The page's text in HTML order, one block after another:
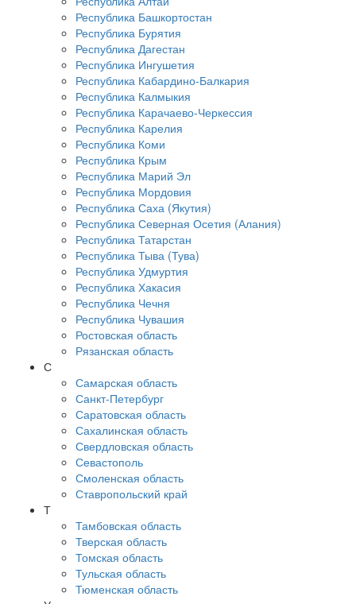
Республика Башкортостан
Республика Бурятия
Республика Дагестан
Республика Ингушетия
Республика Кабардино-Балкария
Республика Калмыкия
Республика Карачаево-Черкессия
Республика Карелия
Республика Коми
Республика Крым
Республика Марий Эл
Республика Мордовия
Республика Саха (Якутия)
Республика Северная Осетия (Алания)
Республика Татарстан
Республика Тыва (Тува)
Республика Удмуртия
Республика Хакасия
Республика Чечня
Республика Чувашия
Ростовская область
Рязанская область
С
Самарская область
Санкт-Петербург
Саратовская область
Сахалинская область
Свердловская область
Севастополь
Смоленская область
Ставропольский край
Т
Тамбовская область
Тверская область
Томская область
Тульская область
Тюменская область